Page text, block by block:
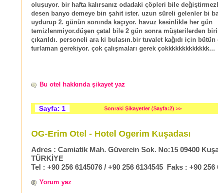
oluşuyor. bir hafta kalırsanız odadaki çöpleri bile
desen banyo demeye bin şahit ister. uzun süreli gelenler bi
uydurup 2. günün sonında kaçıyor. havuz kesinlikle her gün
temizlenmiyor.düşen çatal bile 2 gün sonra müşterilerden biri
çıkarıldı. personeli ara ki bulasın.bir tuvalet kağıdı için bütün
turlaman gerekiyor. çok çalışmaları gerek çokkkkkkkkkkkkk...
Bu otel hakkında şikayet yaz
Sayfa: 1 Sonraki Şikayetler (Sayfa:2) >>
OG-Erim Otel - Hotel Ogerim Kuşadası
Adres : Camiatik Mah. Güvercin Sok. No:15 09400
TÜRKİYE
Tel : +90 256 6145076 / +90 256 6134545 Faks : +90 256
Yorum yaz